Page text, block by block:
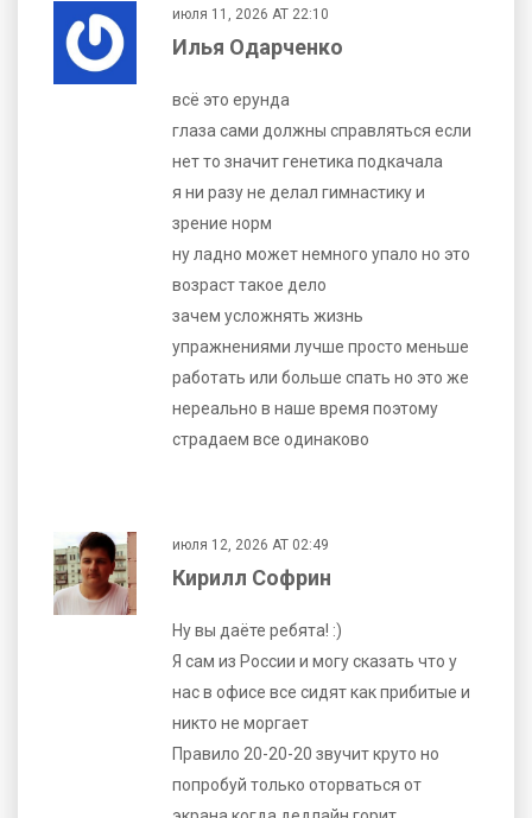
июля 11, 2026 AT 22:10
Илья Одарченко
всё это ерунда
глаза сами должны справляться если
нет то значит генетика подкачала
я ни разу не делал гимнастику и
зрение норм
ну ладно может немного упало но это
возраст такое дело
зачем усложнять жизнь
упражнениями лучше просто меньше
работать или больше спать но это же
нереально в наше время поэтому
страдаем все одинаково
июля 12, 2026 AT 02:49
Кирилл Софрин
Ну вы даёте ребята! :)
Я сам из России и могу сказать что у
нас в офисе все сидят как прибитые и
никто не моргает
Правило 20-20-20 звучит круто но
попробуй только оторваться от